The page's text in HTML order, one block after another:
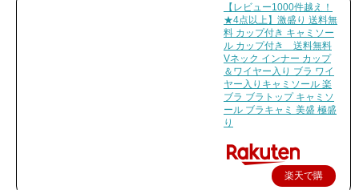
【レビュー1000件越え！
★4点以上】激盛り 送料無
料 カップ付き キャミソー
ル カップ付き 送料無料
Vネック インナー カップ
＆ワイヤー入り ブラ ワイ
ヤー入りキャミソール 楽
ブラ ブラトップ キャミソ
ール ブラキャミ 美盛 極盛
り
楽天で購